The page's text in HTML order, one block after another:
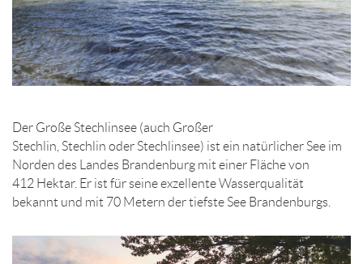
Der Große Stechlinsee (auch Großer
Stechlin, Stechlin oder Stechlinsee) ist ein natürlicher See im
Norden des Landes Brandenburg mit einer Fläche von
412 Hektar. Er ist für seine exzellente Wasserqualität
bekannt und mit 70 Metern der tiefste See Brandenburgs.